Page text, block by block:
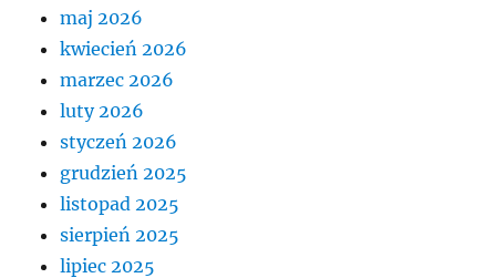
maj 2026
kwiecień 2026
marzec 2026
luty 2026
styczeń 2026
grudzień 2025
listopad 2025
sierpień 2025
lipiec 2025